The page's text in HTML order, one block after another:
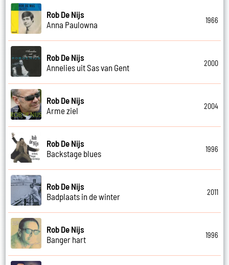
Rob De Nijs
Anna Paulowna
1966
Rob De Nijs
Annelies uit Sas van Gent
2000
Rob De Nijs
Arme ziel
2004
Rob De Nijs
Backstage blues
1996
Rob De Nijs
Badplaats in de winter
2011
Rob De Nijs
Banger hart
1996